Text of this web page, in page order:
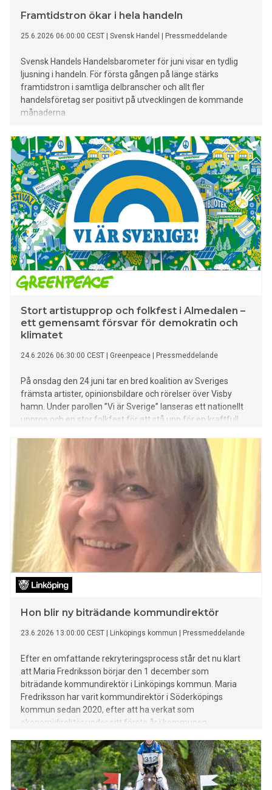
Framtidstron ökar i hela handeln
25.6.2026 06:00:00 CEST Svensk Handel Pressmeddelande
Svensk Handels Handelsbarometer för juni visar en tydlig
ljusning i handeln. För första gången på länge stärks
framtidstron i samtliga delbranscher och allt fler
handelsföretag ser positivt på utvecklingen de kommande
månaderna.
Stort artistupprop och folkfest i Almedalen –
ett gemensamt försvar för demokratin och
klimatet
24.6.2026 06:30:00 CEST Greenpeace Pressmeddelande
På onsdag den 24 juni tar en bred koalition av Sveriges
främsta artister, opinionsbildare och rörelser över Visby
hamn. Under parollen ”Vi är Sverige” lanseras ett nationellt
upprop och en stor folkfest för att stå upp för en kraftfull
som arrangörerna menar är under direkt attack. Bakom
initiativet står bland andra Thomas Stenström, Cherrie, Erik
Lundin och Melissa Horn tillsammans med Greenpeace och
LiveGreen.
Hon blir ny biträdande kommundirektör
23.6.2026 13:00:00 CEST Linköpings kommun Pressmeddelande
Efter en omfattande rekryteringsprocess står det nu klart
att Maria Fredriksson börjar den 1 december som
biträdande kommundirektör i Linköpings kommun. Maria
Fredriksson har varit kommundirektör i Söderköpings
kommun sedan 2020, efter att ha verkat som
ekonomidirektör under sitt första år i kommunen.